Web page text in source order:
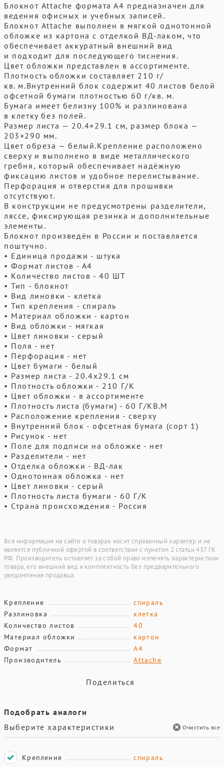
Блокнот Attache формата А4 предназначен для
ведения офисных и учебных записей.
Блокнот Attache выполнен в мягкой однотонной
обложке из картона с отделкой ВД-лаком, что
обеспечивает аккуратный внешний вид
и подходит для последующего тиснения.
Цвет обложки представлен в ассортименте.
Плотность обложки составляет 210 г/
кв. м.Внутренний блок содержит 40 листов белой
офсетной бумаги плотностью 60 г/кв. м.
Бумага имеет белизну 100% и разлинована
в клетку без полей.
Размер листа — 20.4×29.1 см, размер блока —
203×290 мм.
Цвет обреза — белый.Крепление расположено
сверху и выполнено в виде металлического
гребня, который обеспечивает надёжную
фиксацию листов и удобное перелистывание.
Перфорация и отверстия для прошивки
отсутствуют.
В конструкции не предусмотрены разделители,
ляссе, фиксирующая резинка и дополнительные
элементы.
Блокнот произведён в России и поставляется
поштучно.
• Единица продажи - штука
• Формат листов - А4
• Количество листов - 40 ШТ
• Тип - блокнот
• Вид линовки - клетка
• Тип крепления - спираль
• Материал обложки - картон
• Вид обложки - мягкая
• Цвет линовки - серый
• Поля - нет
• Перфорация - нет
• Цвет бумаги - белый
• Размер листа - 20.4x29.1 см
• Плотность обложки - 210 Г/К
• Цвет обложки - в ассортименте
• Плотность листа (бумаги) - 60 Г/КВ.М
• Расположение крепления - сверху
• Внутренний блок - офсетная бумага (сорт 1)
• Рисунок - нет
• Поле для подписи на обложке - нет
• Разделители - нет
• Отделка обложки - ВД-лак
• Однотонная обложка - нет
• Цвет линовки - серый
• Плотность листа бумаги - 60 Г/К
• Страна происхождения - Россия
Вся информация на сайте о товарах носит справочный характер и не
является публичной офертой в соответствии с пунктом 2 статьи 437 ГК
РФ. Производитель оставляет за собой право изменять характеристики
товара, его внешний вид и комплектность без предварительного
уведомления продавца.
Крепление
спираль
Разлиновка
клетка
Количество листов
40
Материал обложки
картон
Формат
А4
Производитель
Attache
Поделиться
Подобрать аналоги
Выберите характеристики
Очистить все
Крепление
спираль